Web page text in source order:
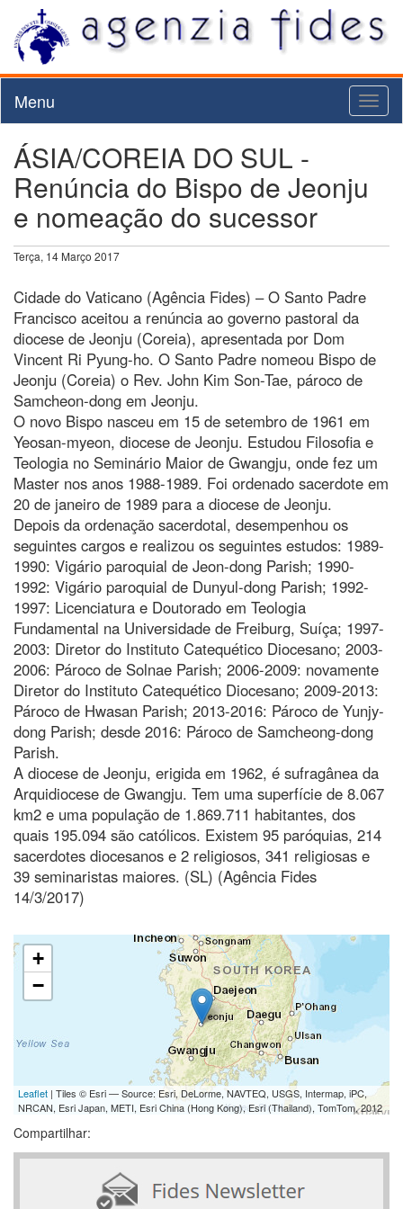
Menu
ÁSIA/COREIA DO SUL -
Renúncia do Bispo de Jeonju
e nomeação do sucessor
Terça, 14 Março 2017
Cidade do Vaticano (Agência Fides) – O Santo Padre
Francisco aceitou a renúncia ao governo pastoral da
diocese de Jeonju (Coreia), apresentada por Dom
Vincent Ri Pyung-ho. O Santo Padre nomeou Bispo de
Jeonju (Coreia) o Rev. John Kim Son-Tae, pároco de
Samcheon-dong em Jeonju.
O novo Bispo nasceu em 15 de setembro de 1961 em
Yeosan-myeon, diocese de Jeonju. Estudou Filosofia e
Teologia no Seminário Maior de Gwangju, onde fez um
Master nos anos 1988-1989. Foi ordenado sacerdote em
20 de janeiro de 1989 para a diocese de Jeonju.
Depois da ordenação sacerdotal, desempenhou os
seguintes cargos e realizou os seguintes estudos: 1989-
1990: Vigário paroquial de Jeon-dong Parish; 1990-
1992: Vigário paroquial de Dunyul-dong Parish; 1992-
1997: Licenciatura e Doutorado em Teologia
Fundamental na Universidade de Freiburg, Suíça; 1997-
2003: Diretor do Instituto Catequético Diocesano; 2003-
2006: Pároco de Solnae Parish; 2006-2009: novamente
Diretor do Instituto Catequético Diocesano; 2009-2013:
Pároco de Hwasan Parish; 2013-2016: Pároco de Yunjy-
dong Parish; desde 2016: Pároco de Samcheong-dong
Parish.
A diocese de Jeonju, erigida em 1962, é sufragânea da
Arquidiocese de Gwangju. Tem uma superfície de 8.067
km2 e uma população de 1.869.711 habitantes, dos
quais 195.094 são católicos. Existem 95 paróquias, 214
sacerdotes diocesanos e 2 religiosos, 341 religiosas e
39 seminaristas maiores. (SL) (Agência Fides
14/3/2017)
+
−
Leaflet | Tiles © Esri — Source: Esri, DeLorme, NAVTEQ, USGS, Intermap, iPC,
NRCAN, Esri Japan, METI, Esri China (Hong Kong), Esri (Thailand), TomTom, 2012
Compartilhar: